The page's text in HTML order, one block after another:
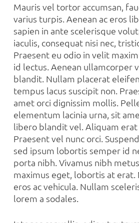
Mauris vel tortor accumsan,
varius turpis. Aenean ac eros
sapien in ante scelerisque
iaculis, consequat nisi nec,
Praesent eu odio in velit
id lectus. Aenean ullamcorper
blandit. Nullam placerat
tempus lacus suscipit non.
amet orci dignissim mollis.
elementum lacinia urna, sit
libero blandit vel. Aliquam
Praesent vel nunc orci.
sed ipsum lobortis semper id
porta nibh. Vivamus nibh
maximus eget, lobortis at erat.
eros ac vehicula. Nullam
lorem a sodales.